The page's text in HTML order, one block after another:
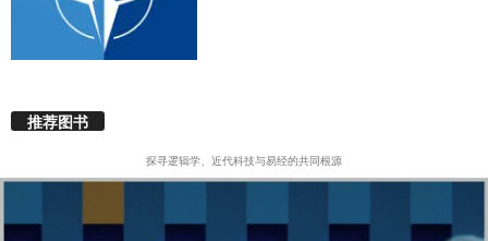
推荐图书
探寻逻辑学、近代科技与易经的共同根源